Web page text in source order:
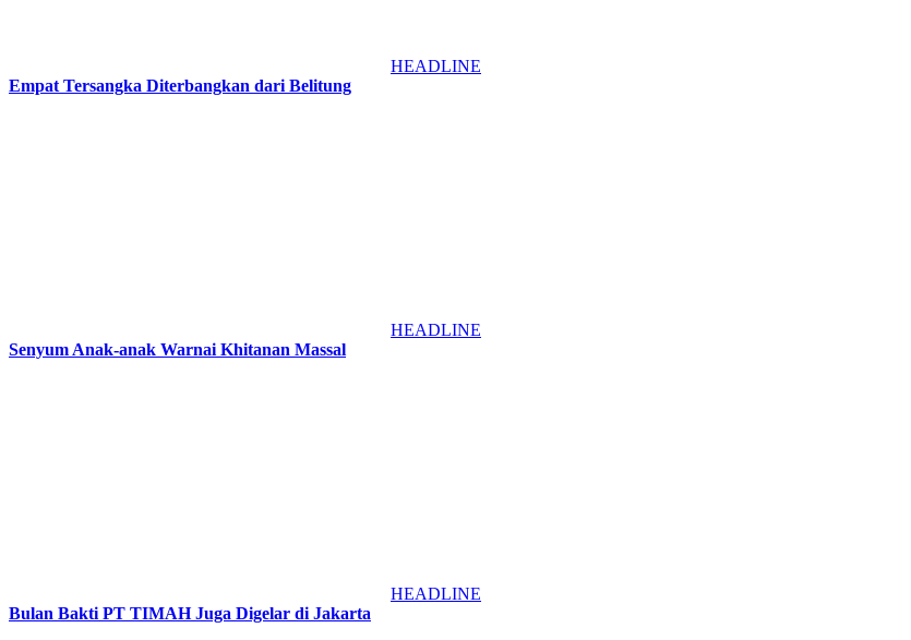
HEADLINE
Empat Tersangka Diterbangkan dari Belitung
HEADLINE
Senyum Anak-anak Warnai Khitanan Massal
HEADLINE
Bulan Bakti PT TIMAH Juga Digelar di Jakarta